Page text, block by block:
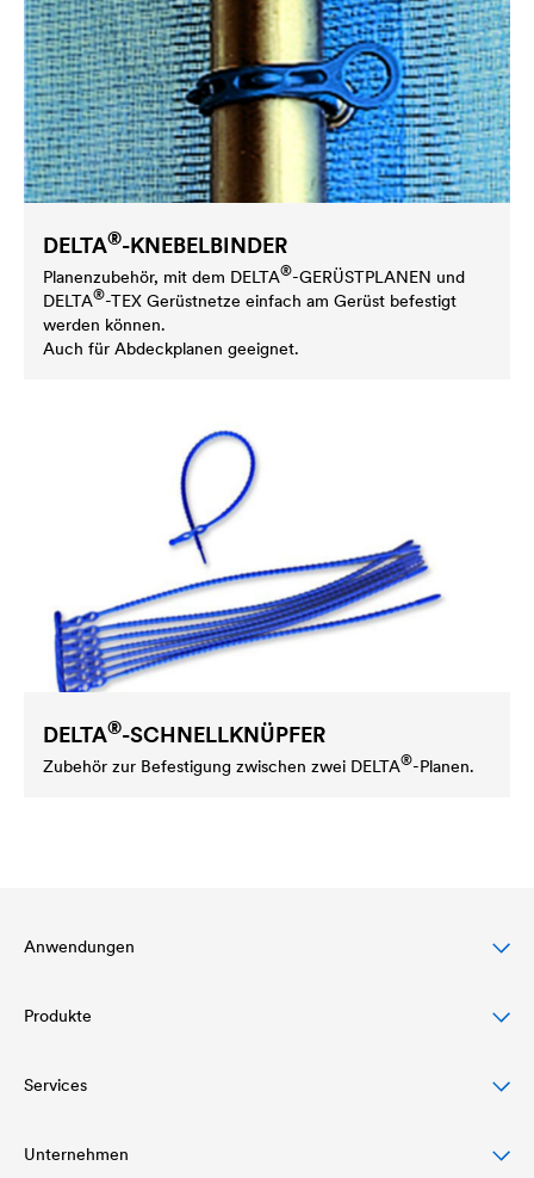
DELTA®-KNEBELBINDER
Planenzubehör, mit dem DELTA®-GERÜSTPLANEN und
DELTA®-TEX Gerüstnetze einfach am Gerüst befestigt
werden können.
Auch für Abdeckplanen geeignet.
DELTA®-SCHNELLKNÜPFER
Zubehör zur Befestigung zwischen zwei DELTA®-Planen.
Anwendungen
Steildachschutz
Fassadenschutz & -gestaltung
Flachdachschutz & -drainage
Produkte
Dachbahnen
Luft- und Dampfsperren
Services
Download
Unternehmen